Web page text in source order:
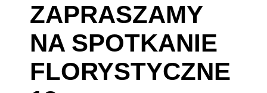
ZAPRASZAMY
NA SPOTKANIE
FLORYSTYCZNE